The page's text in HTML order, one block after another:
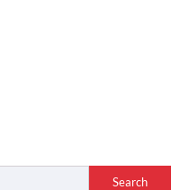
Search